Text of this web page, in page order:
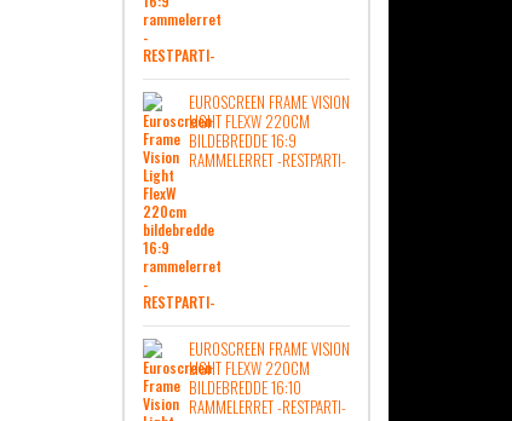
EUROSCREEN FRAME VISION
LIGHT FLEXW 220CM
BILDEBREDDE 16:9
RAMMELERRET -RESTPARTI-
EUROSCREEN FRAME VISION
LIGHT FLEXW 220CM
BILDEBREDDE 16:10
RAMMELERRET -RESTPARTI-